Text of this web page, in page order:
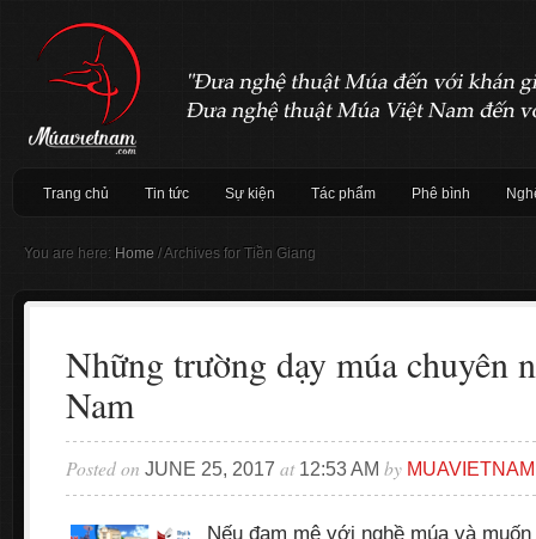
Trang chủ Tin tức Sự kiện Tác phẩm Phê bình
You are here: Home /Archives for Tiền Giang
Những trường dạy múa chuyên
Nam
Posted on JUNE 25, 2017 at 12:53 AM by MUAVIETNAM
Nếu đam mê với nghề múa và